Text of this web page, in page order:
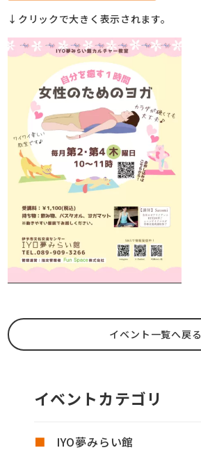
↓クリックで大きく表示されます。
イベント一覧へ戻る
イベントカテゴリ
IYO夢みらい館